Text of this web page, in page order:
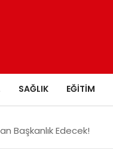
SAĞLIK EĞITIM
Başkanlık Edecek!